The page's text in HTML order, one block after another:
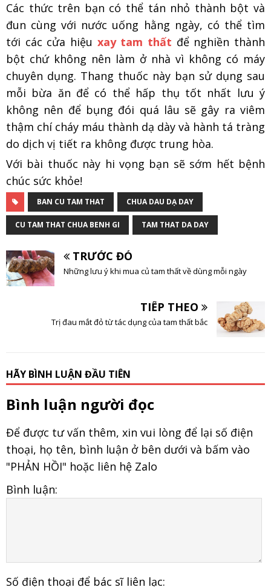
Các thức trên bạn có thể tán nhỏ thành bột và
đun cùng với nước uống hằng ngày, có thể tìm
tới các cửa hiệu xay tam thất để nghiền thành
bột chứ không nên làm ở nhà vì không có máy
chuyên dụng. Thang thuốc này bạn sử dụng sau
mỗi bừa ăn để có thể hấp thụ tốt nhất lưu ý
không nên để bụng đói quá lâu sẽ gây ra viêm
thậm chí cháy máu thành dạ dày và hành tá tràng
do dịch vị tiết ra không được trung hòa.
Với bài thuốc này hi vọng bạn sẽ sớm hết bệnh
chúc sức khỏe!
BAN CU TAM THAT CHUA DAU DẠ DAY
CU TAM THAT CHUA BENH GI TAM THAT DA DAY
TRƯỚC ĐÓ
Những lưu ý khi mua củ tam thất về dùng mỗi ngày
TIẾP THEO
Trị đau mắt đỏ từ tác dụng của tam thất bắc
HÃY BÌNH LUẬN ĐẦU TIÊN
Bình luận người đọc
Để được tư vấn thêm, xin vui lòng để lại số điện
thoại, họ tên, bình luận ở bên dưới và bấm vào
"PHẢN HỒI" hoặc liên hệ Zalo
Bình luận:
Số điện thoại để bác sĩ liên lạc: